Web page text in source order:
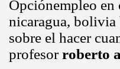
Opciónempleo en
nicaragua, bolivia
sobre el hacer
profesorroberto